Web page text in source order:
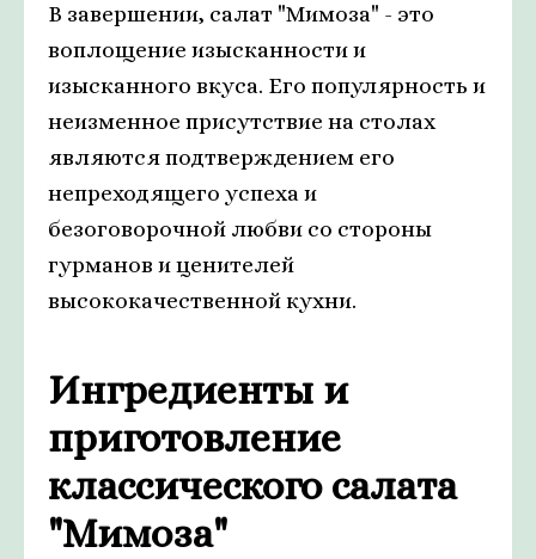
В завершении, салат "Мимоза" - это
воплощение изысканности и
изысканного вкуса. Его популярность и
неизменное присутствие на столах
являются подтверждением его
непреходящего успеха и
безоговорочной любви со стороны
гурманов и ценителей
высококачественной кухни.
Ингредиенты и
приготовление
классического салата
"Мимоза"